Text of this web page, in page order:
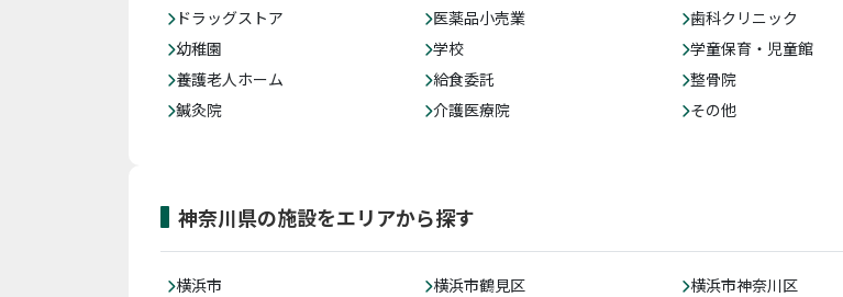
ドラッグストア
医薬品小売業
歯科クリニック
幼稚園
学校
学童保育・児童館
養護老人ホーム
給食委託
整骨院
鍼灸院
介護医療院 その他
神奈川県の施設をエリアから探す
横浜市 横浜市鶴見区
横浜市神奈川区